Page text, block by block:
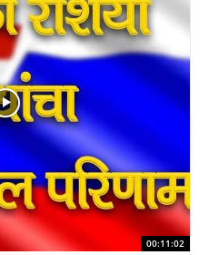
00:11:02